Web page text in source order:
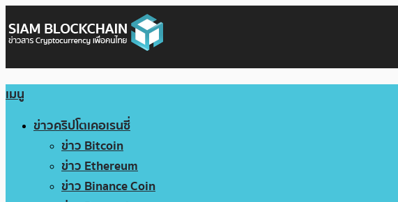
เมนู
ข่าวคริปโตเคอเรนซี่
ข่าว Bitcoin
ข่าว Ethereum
ข่าว Binance Coin